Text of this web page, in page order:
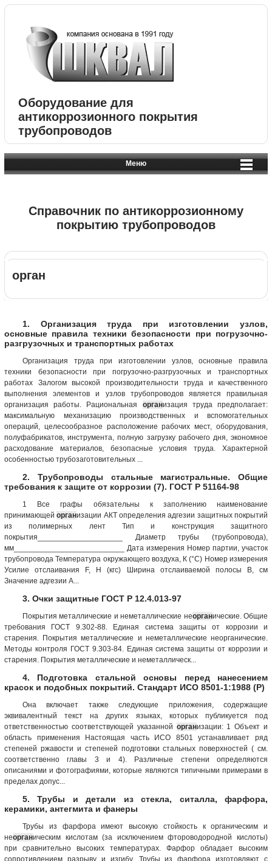
Оборудование для
антикоррозионного покрытия
трубопроводов
Меню
Справочник по антикоррозионному
покрытию трубопроводов
орган
1. Организация труда при изготовлении узлов,
основные правила техники безопасности при погрузочно-
разгрузочных и транспортных работах
Организация труда при изготовлении узлов, основные правила
техники безопасности при погрузочно-разгрузочных и транспортных
работах Залогом высокой производительности труда и качественного
выполнения элементов и узлов трубопроводов является правильная
организация работы. Рациональная организация труда предполагает:
максимальную механизацию производственных и вспомогательных
операций, целесообразное расположение рабочих мест, оборудования,
полуфабрикатов, инструмента, полную загрузку рабочего дня, экономное
расходование материалов, безопасные условия труда. Характерной
особенностью трубозаготовительных ...
2. Трубопроводы стальные магистральные. Общие
требования к защите от коррозии (7). ГОСТ Р 51164-98
1 Все графы обязательны к заполнению наименование
принимающейорганизации АКТ определения адгезии защитных покрытий
из полимерных лент Тип и конструкция защитного
покрытия____________________ Диаметр трубы (трубопровода),
мм__________________________ Дата измерения Номер партии, участок
трубопровода Температура окружающего воздуха, К (°С) Номер измерения
Усилие отслаивания F, Н (кгс) Ширина отслаиваемой полосы В, см
Значение адгезии А...
3. Очки защитные ГОСТ Р 12.4.013-97
Покрытия металлические и неметаллические неорганические. Общие
требования ГОСТ 9.302-88. Единая система защиты от коррозии и
старения. Покрытия металлические и неметаллические неорганические.
Методы контроля ГОСТ 9.303-84. Единая система защиты от коррозии и
старения. Покрытия металлические и неметаллическ...
4. Подготовка стальной основы перед нанесением
красок и подобных покрытий. Стандарт ИСО 8501-1:1988 (Р)
Она включает также следующие приложения, содержащие
эквивалентный текст на других языках, которых публикуется под
ответственностью соответствующей указанной организации: 1 Объект и
область применения Настоящая часть ИСО 8501 устанавливает ряд
степеней ржавости и степеней подготовки стальных поверхностей ( см.
соответственно главы 3 и 4). Различные степени определяются
описаниями и фотографиями, которые являются типичными примерами в
пределах допус...
5. Трубы и детали из стекла, ситалла, фарфора,
керамики, антегмита и фанеры
Трубы из фарфора имеют высокую стойкость к органическим и
неорганическим кислотам (за исключением фтороводородной кислоты)
при сравнительно высоких температурах. Фарфор обладает высоким
сопротивлением разрыву и изгибу. Трубы из фарфора изготовляют с